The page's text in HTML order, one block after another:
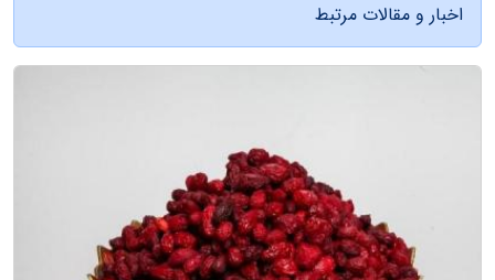
اخبار و مقالات مرتبط